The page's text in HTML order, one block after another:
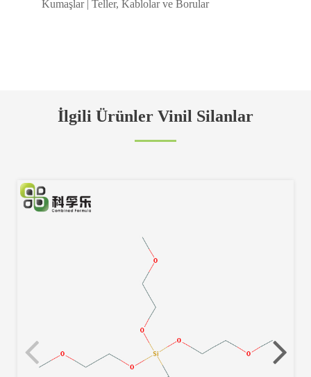
Kumaşlar | Teller, Kablolar ve Borular
İlgili Ürünler Vinil Silanlar